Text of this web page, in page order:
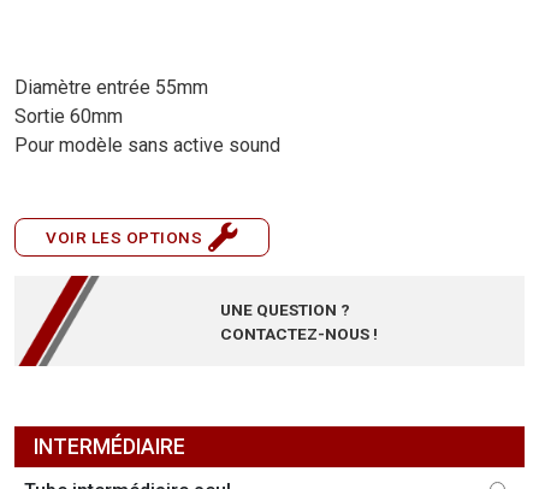
Diamètre entrée 55mm
Sortie 60mm
Pour modèle sans active sound
VOIR LES OPTIONS
UNE QUESTION ?
CONTACTEZ-NOUS !
INTERMÉDIAIRE